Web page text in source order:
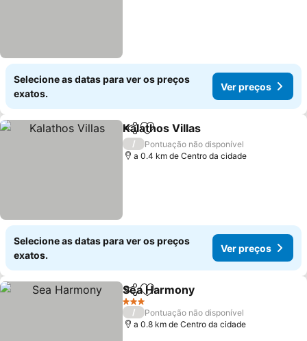
Selecione as datas para ver os preços
exatos.
Ver preços
PartilharAdicionar aos favoritos
Kalathos Villas
/
Pontuação não disponível
a 0.4 km de Centro da cidade
Selecione as datas para ver os preços
exatos.
Ver preços
PartilharAdicionar aos favoritos
Sea Harmony
3 Estrelas
/
Pontuação não disponível
a 0.8 km de Centro da cidade